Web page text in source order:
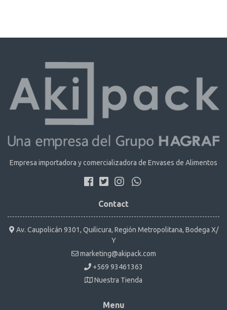
Empresa importadora y comercializadora de Envases de Alimentos
Contact
Av. Caupolicán 9301, Quilicura, Región Metropolitana, Bodega X/
Y
marketing@akipack.com
+569 93461363
Nuestra Tienda
Menu